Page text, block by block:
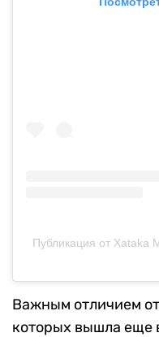
Публикация от Xataka
Важным отличием
которых вышла еще